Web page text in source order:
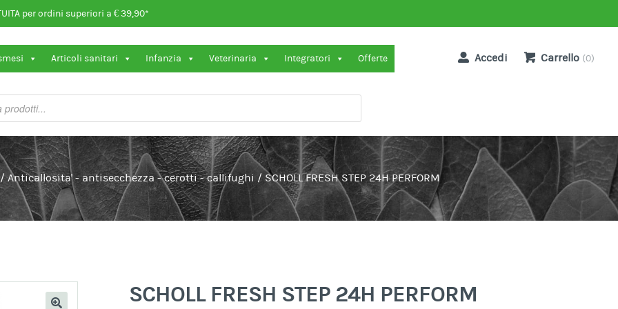
per ordini superiori a € 39,90*
Articoli sanitari Infanzia Veterinaria Integratori Offerte Accedi Carrello (0)
/Anticallosita' - antisecchezza - cerotti - callifughi / SCHOLL FRESH STEP 24H PERFORM
SCHOLL FRESH STEP 24H PERFORM